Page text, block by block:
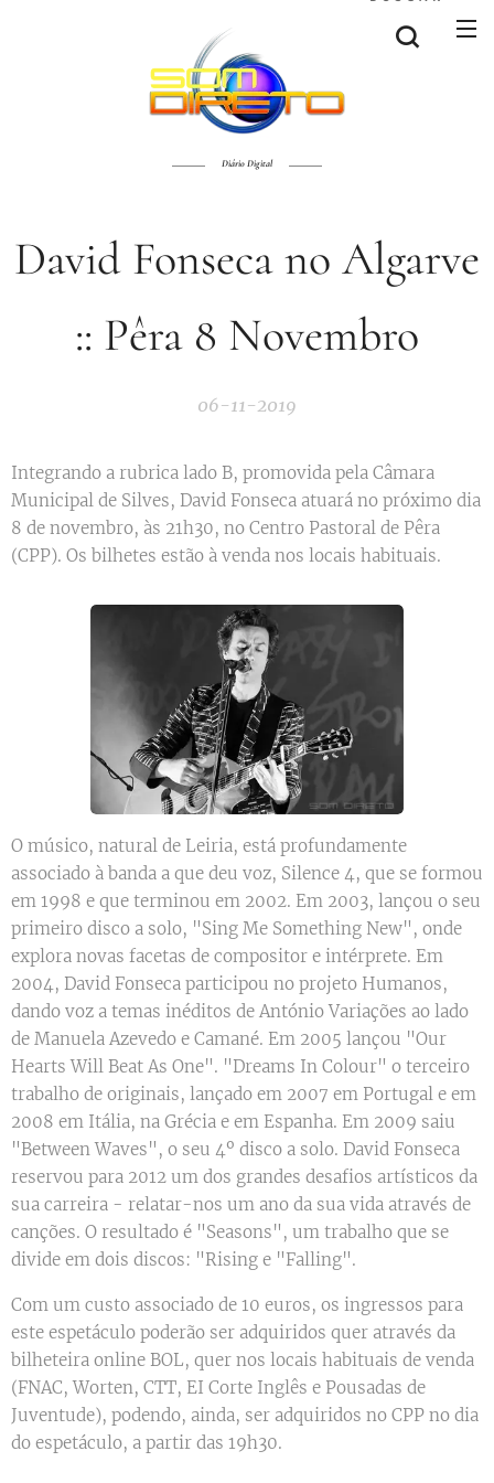
Diário Digital
David Fonseca no Algarve
:: Pêra 8 Novembro
06-11-2019
Integrando a rubrica lado B, promovida pela Câmara
Municipal de Silves, David Fonseca atuará no próximo dia
8 de novembro, às 21h30, no Centro Pastoral de Pêra
(CPP). Os bilhetes estão à venda nos locais habituais.
O músico, natural de Leiria, está profundamente
associado à banda a que deu voz, Silence 4, que se formou
em 1998 e que terminou em 2002. Em 2003, lançou o seu
primeiro disco a solo, "Sing Me Something New", onde
explora novas facetas de compositor e intérprete. Em
2004, David Fonseca participou no projeto Humanos,
dando voz a temas inéditos de António Variações ao lado
de Manuela Azevedo e Camané. Em 2005 lançou "Our
Hearts Will Beat As One". "Dreams In Colour" o terceiro
trabalho de originais, lançado em 2007 em Portugal e em
2008 em Itália, na Grécia e em Espanha. Em 2009 saiu
"Between Waves", o seu 4º disco a solo. David Fonseca
reservou para 2012 um dos grandes desafios artísticos da
sua carreira - relatar-nos um ano da sua vida através de
canções. O resultado é "Seasons", um trabalho que se
divide em dois discos: "Rising e "Falling".
Com um custo associado de 10 euros, os ingressos para
este espetáculo poderão ser adquiridos quer através da
bilheteira online BOL, quer nos locais habituais de venda
(FNAC, Worten, CTT, EI Corte Inglês e Pousadas de
Juventude), podendo, ainda, ser adquiridos no CPP no dia
do espetáculo, a partir das 19h30.